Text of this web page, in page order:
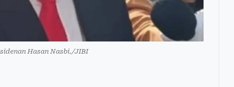
Hasan Nasbi./JIBI